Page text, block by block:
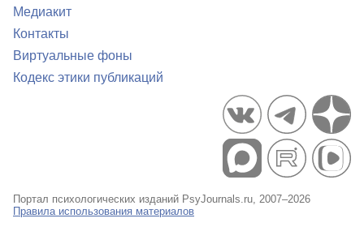
Медиакит
Контакты
Виртуальные фоны
Кодекс этики публикаций
Портал психологических изданий PsyJournals.ru, 2007–2026
Правила использования материалов